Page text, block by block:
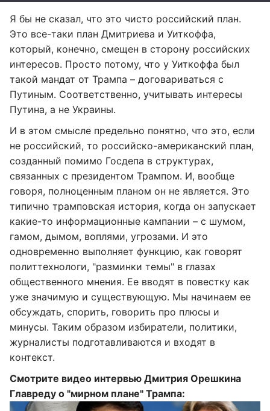
Я бы не сказал, что это чисто российский план.
Это все-таки план Дмитриева и Уиткоффа,
который, конечно, смещен в сторону российских
интересов. Просто потому, что у Уиткоффа был
такой мандат от Трампа – договариваться с
Путиным. Соответственно, учитывать интересы
Путина, а не Украины.
И в этом смысле предельно понятно, что это, если
не российский, то российско-американский план,
созданный помимо Госдепа в структурах,
связанных с президентом Трампом. И, вообще
говоря, полноценным планом он не является. Это
типично трамповская история, когда он запускает
какие-то информационные кампании – с шумом,
гамом, дымом, воплями, угрозами. И это
одновременно выполняет функцию, как говорят
политтехнологи, "разминки темы" в глазах
общественного мнения. Ее вводят в повестку как
уже значимую и существующую. Мы начинаем ее
обсуждать, спорить, говорить про плюсы и
минусы. Таким образом избиратели, политики,
журналисты подготавливаются и входят в
контекст.
Смотрите видео интервью Дмитрия Орешкина
Главреду о "мирном плане" Трампа: